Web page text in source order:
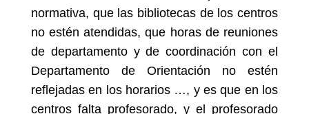
normativa, que las bibliotecas de los centros
no estén atendidas, que horas de reuniones
de departamento y de coordinación con el
Departamento de Orientación no estén
reflejadas en los horarios …, y es que en los
centros falta profesorado, y el profesorado